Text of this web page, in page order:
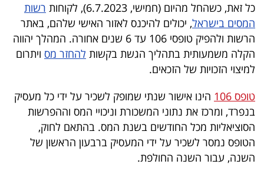
UNDER
40
פעולה
דרושים
כל זאת, כשהחל מהיום (חמישי, 6.7.2023), לקוחות
רשות
המסים בישראל, יכולים להיכנס לאזור האישי שלהם, באתר
הרשות ולהפיק טופסי 106 עד 6 שנים אחורה. המהלך יהווה
הקלה משמעותית בתהליך הגשת בקשות להחזר מס ויתרום
למיצוי הזכויות של הזכאים.
טופס 106
הינו אישור שנתי שמופק לשכיר על ידי כל מעסיק
בנפרד, ומרכז את נתוני המשכורת וניכויי המס וההפרשות
הסוציאליות מכל החודשים בשנת המס. בהתאם לחוק,
הטופס נמסר לשכיר על ידי המעסיק ברבעון הראשון של
השנה, עבור השנה החולפת.